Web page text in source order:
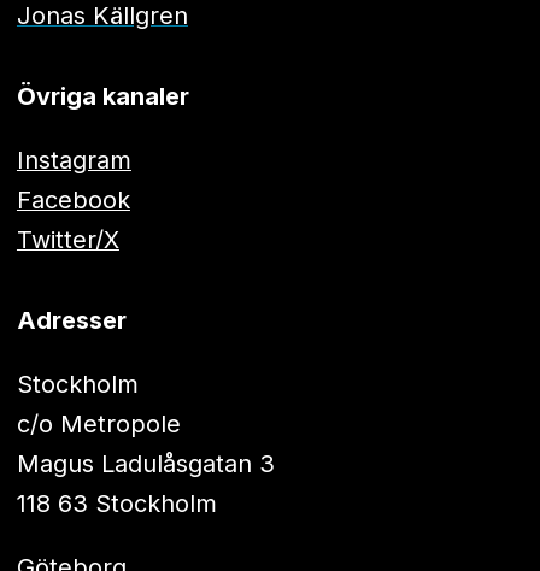
Jonas Källgren
Övriga kanaler
Instagram
Facebook
Twitter/X
Adresser
Stockholm
c/o Metropole
Magus Ladulåsgatan 3
118 63 Stockholm